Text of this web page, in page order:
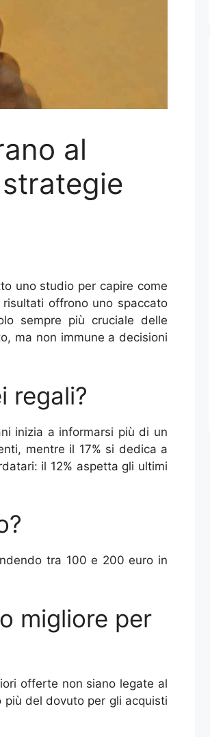
al
uno studio per capire come
offrono uno spaccato
sempre più cruciale delle
ma non immune a decisioni
regali?
inizia a informarsi più di un
mentre il 17% si dedica a
il 12% aspetta gli ultimi
tra 100 e 200 euro in
migliore per
offerte non siano legate al
più del dovuto per gli acquisti